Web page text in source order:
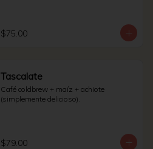
$75.00
Tascalate
Café coldbrew + maíz + achiote
(simplemente delicioso).
$79.00